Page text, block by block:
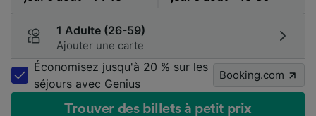
1 Adulte (26-59)
Ajouter une carte
Économisez jusqu'à 20 % sur les
séjours avec Genius
Booking.com
Trouver des billets à petit prix